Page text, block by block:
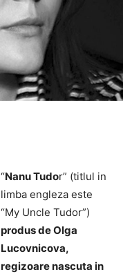
“Nanu Tudor” (titlul in
limba engleza este
“My Uncle Tudor”)
produs de Olga
Lucovnicova,
regizoare nascuta in